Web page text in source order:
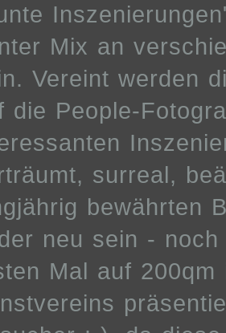
Mix an
Vereint werden
die People-
surreal,
bewährten
neu sein -
Mal auf